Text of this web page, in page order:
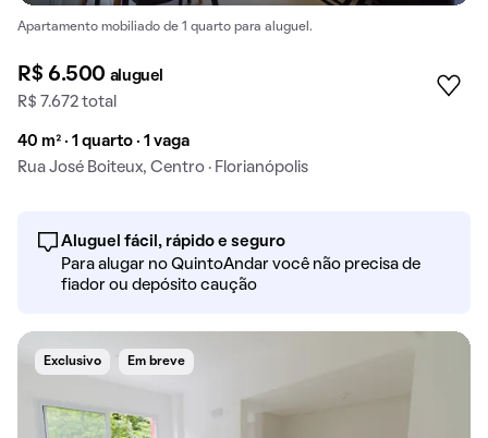
Apartamento mobiliado de 1 quarto para aluguel.
R$ 6.500 aluguel
R$ 7.672 total
40 m² · 1 quarto · 1 vaga
Rua José Boiteux, Centro · Florianópolis
Aluguel fácil, rápido e seguro
Para alugar no QuintoAndar você não precisa de
fiador ou depósito caução
Exclusivo Em breve